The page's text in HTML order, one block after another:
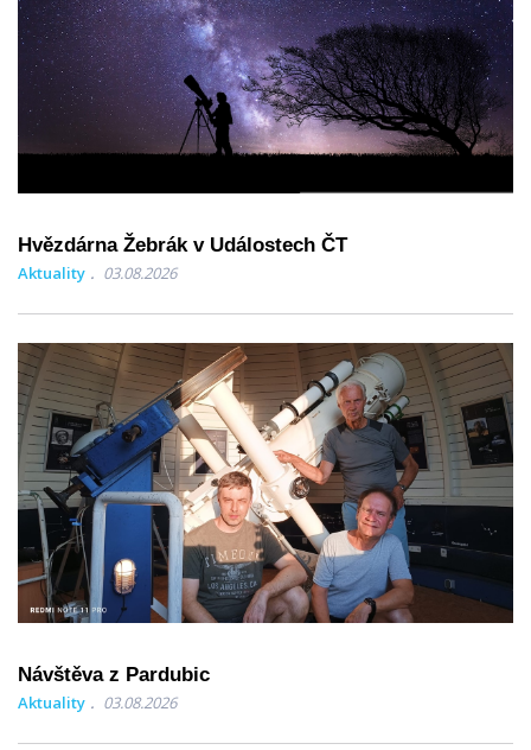
Hvězdárna Žebrák v Událostech ČT
Aktuality 03.08.2026
Návštěva z Pardubic
Aktuality 03.08.2026